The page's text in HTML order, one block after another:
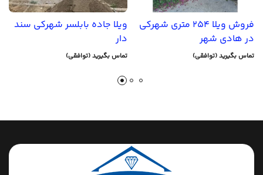
ویلا جاده بابلسر شهرکی سند
دار
تماس بگیرید (توافقی)
فروش ویلا 254 متری شهرکی
در هادی شهر
تماس بگیرید (توافقی)